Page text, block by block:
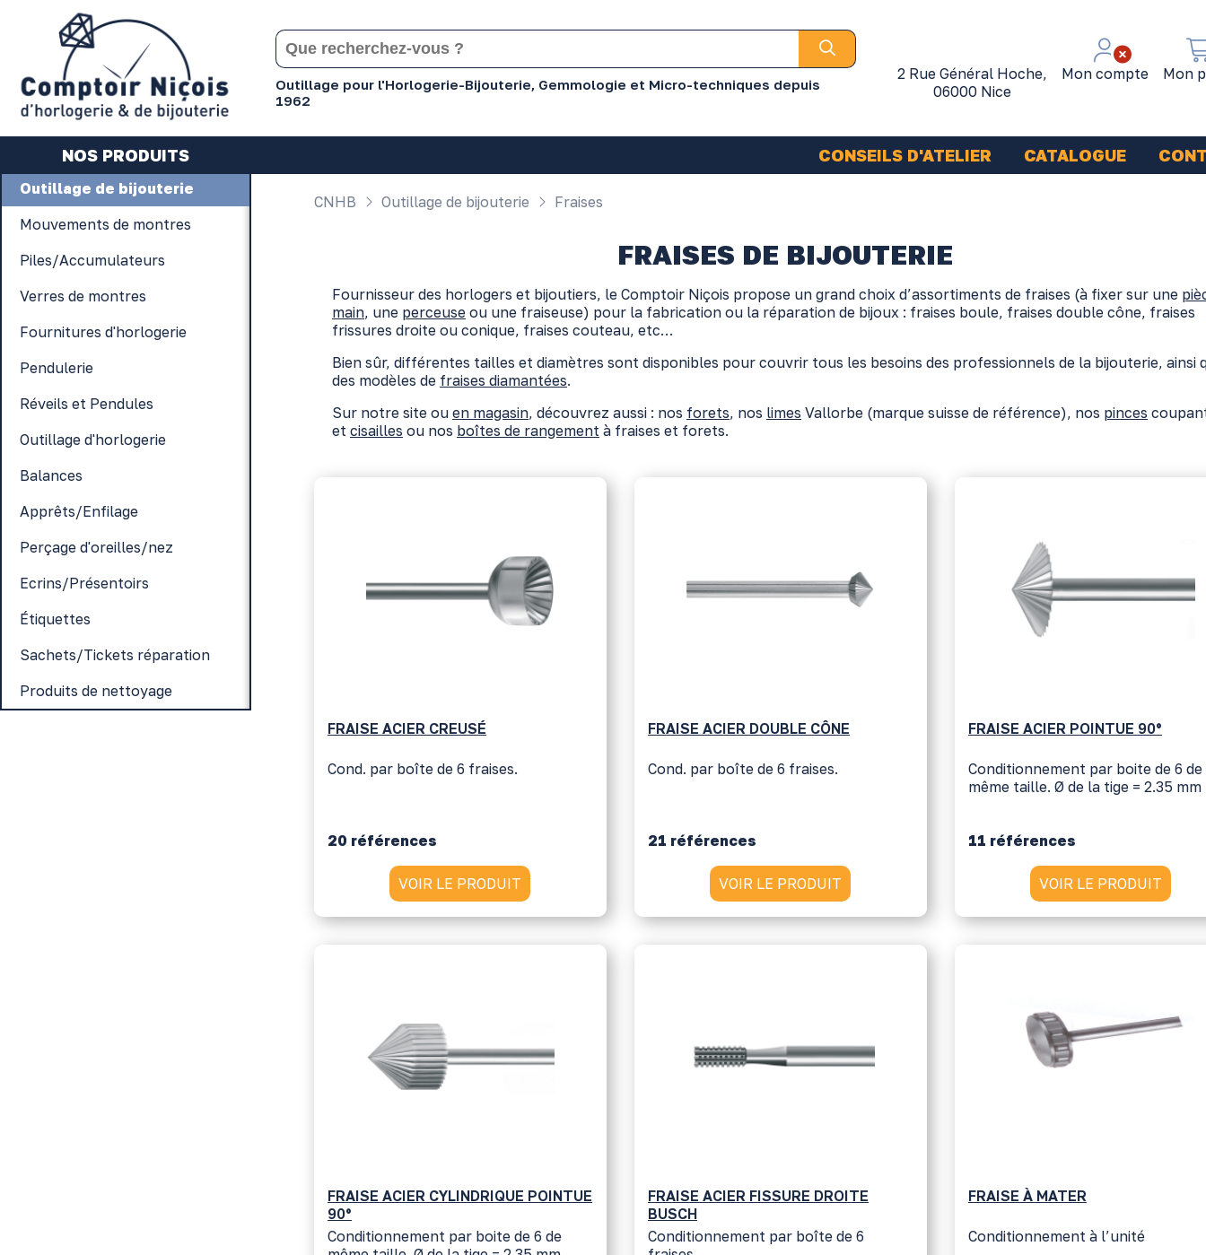
Outillage pour l'Horlogerie-Bijouterie, Gemmologie et Micro-techniques depuis
1962
2 Rue Général Hoche,
06000 Nice
Mon compte Mon
NOS PRODUITS CONSEILS D'ATELIER CATALOGUE
Outillage de bijouterie
Mouvements de montres
Piles/Accumulateurs
Verres de montres
Fournitures d'horlogerie
Pendulerie
Réveils et Pendules
Outillage d'horlogerie
Balances
Apprêts/Enfilage
Perçage d'oreilles/nez
Ecrins/Présentoirs
Étiquettes
Sachets/Tickets réparation
Produits de nettoyage
CNHB Outillage de bijouterie Fraises
FRAISES DE BIJOUTERIE
Fournisseur des horlogers et bijoutiers, le Comptoir Niçois propose un grand choix d’assortiments de fraises (à fixer sur une
main, une perceuse ou une fraiseuse) pour la fabrication ou la réparation de bijoux : fraises boule, fraises double cône, fraises
frissures droite ou conique, fraises couteau, etc…
Bien sûr, différentes tailles et diamètres sont disponibles pour couvrir tous les besoins des professionnels de la bijouterie, ainsi
des modèles de fraises diamantées.
Sur notre site ou en magasin, découvrez aussi : nos forets, nos limes Vallorbe (marque suisse de référence), nos pinces
et cisailles ou nos boîtes de rangement à fraises et forets.
FRAISE ACIER CREUSÉ
Cond. par boîte de 6 fraises.
20 références
VOIR LE PRODUIT
FRAISE ACIER DOUBLE CÔNE
Cond. par boîte de 6 fraises.
21 références
VOIR LE PRODUIT
FRAISE ACIER POINTUE 90°
Conditionnement par boite de 6 de
même taille. Ø de la tige = 2.35 mm
11 références
VOIR LE PRODUIT
FRAISE ACIER CYLINDRIQUE POINTUE
90°
Conditionnement par boite de 6 de
FRAISE ACIER FISSURE DROITE
BUSCH
Conditionnement par boîte de 6
FRAISE À MATER
Conditionnement à l’unité
Gérer les préférences en matière de cookies